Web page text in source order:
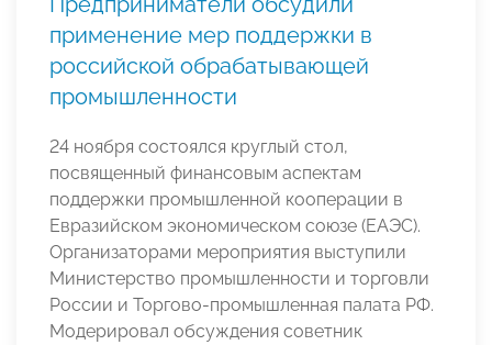
применение мер поддержки в
российской обрабатывающей
промышленности
24 ноября состоялся круглый стол,
посвященный финансовым аспектам
поддержки промышленной кооперации в
Евразийском экономическом союзе (ЕАЭС).
Организаторами мероприятия выступили
Министерство промышленности и торговли
России и Торгово-промышленная палата РФ.
Модерировал обсуждения советник